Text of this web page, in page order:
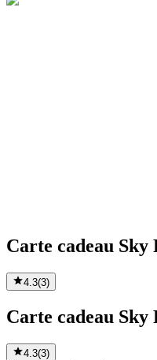
Carte cadeau Sky
4.3(3)
Carte cadeau Sky
4.3(3)